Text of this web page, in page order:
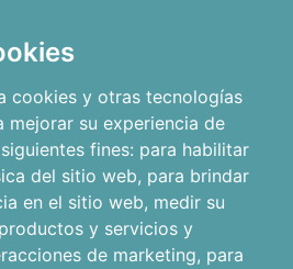
cookies y otras tecnologías
mejorar su experiencia de
fines: para habilitar
del sitio web, para brindar
en el sitio web, medir su
y servicios y
de marketing, para